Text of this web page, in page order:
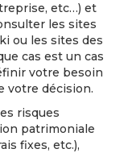
etc…) et
les sites
ou les sites des
cas est un cas
votre besoin
votre décision.
risques
patrimoniale
fixes, etc.),